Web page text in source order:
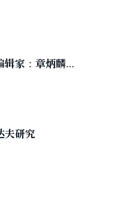
辑家：章炳麟、
究
夫研究